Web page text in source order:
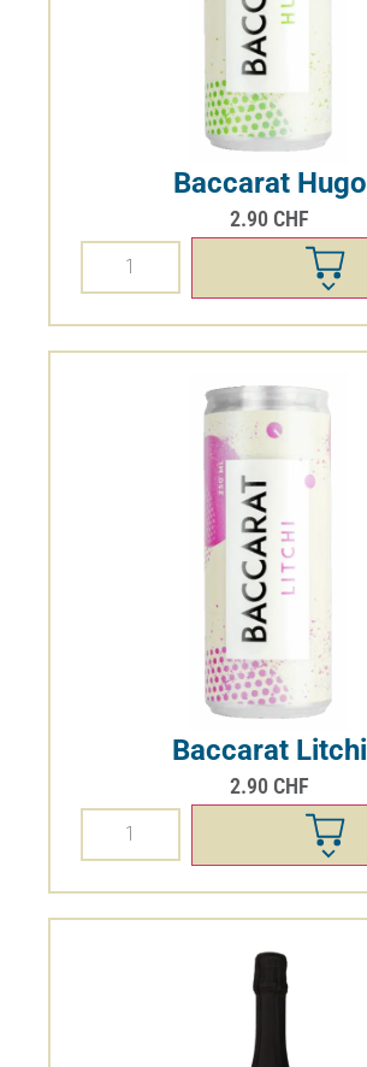
Baccarat Hugo
2.90 CHF
Baccarat Litchi
2.90 CHF